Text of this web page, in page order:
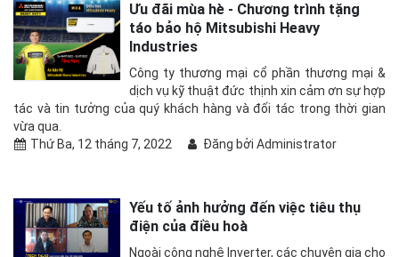
Ưu đãi mùa hè - Chương trình tặng
táo bảo hộ Mitsubishi Heavy
Industries
Công ty thương mại cổ phần thương mại &
dịch vụ kỹ thuật đức thịnh xin cảm ơn sự hợp
tác và tin tưởng của quý khách hàng và đối tác trong thời gian
vừa qua.
Thứ Ba, 12 tháng 7, 2022
Đăng bởi Administrator
Yếu tố ảnh hưởng đến việc tiêu thụ
điện của điều hoà
Ngoài công nghệ Inverter, các chuyên gia cho